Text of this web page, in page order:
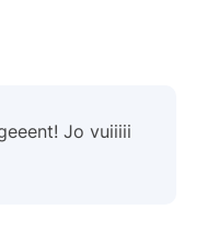
Jo vuiiiii